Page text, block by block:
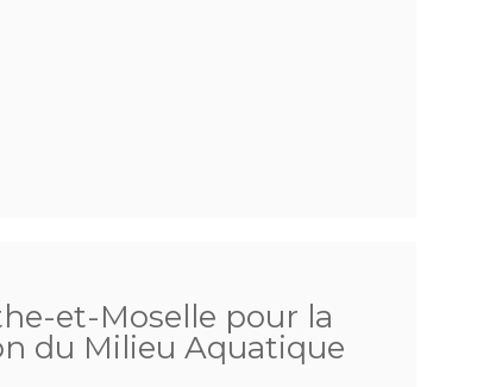
et-Moselle pour la
du Milieu Aquatique